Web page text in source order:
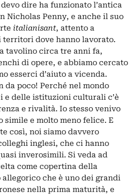
dire ha funzionato l’antica
Nicholas Penny, e anche il suo
italianisant, attento a
dove hanno lavorato.
tavolino circa tre anni fa,
di opere, e abbiamo cercato
esserci d’aiuto a vicenda.
da poco! Perché nel mondo
e delle istituzioni culturali c’è
e rivalità. Io stesso venivo
simile e molto meno felice. E
così, noi siamo davvero
inglesi, che ci hanno
inverosimili. Si veda ad
come copertina della
che è uno dei grandi
nella prima maturità, e